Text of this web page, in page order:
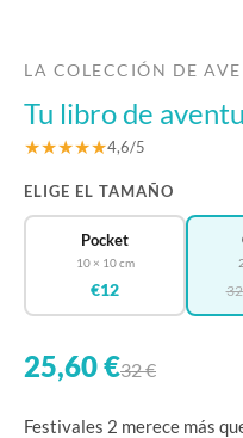
LA COLECCIÓN DE
Tu libro de
★★★★★4,6/5
ELIGE EL TAMAÑO
Pocket
10 × 10 cm
€12
25,60 €32 €
Festivales 2 merece más